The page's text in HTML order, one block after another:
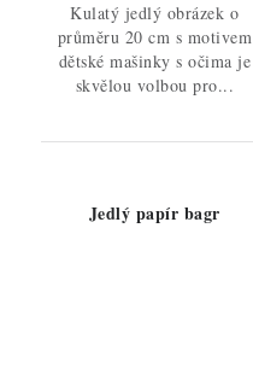
Kulatý jedlý obrázek o
průměru 20 cm s motivem
dětské mašinky s očima je
skvělou volbou pro...
Jedlý papír bagr